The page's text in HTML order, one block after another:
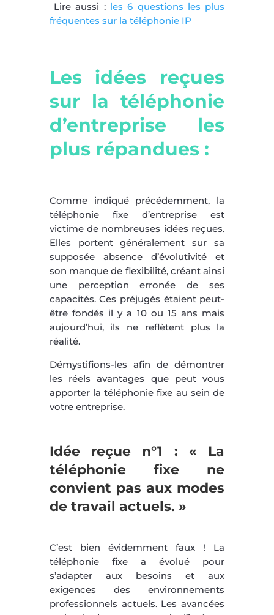
Lire aussi : les 6 questions les plus
fréquentes sur la téléphonie IP
Les idées reçues
sur la téléphonie
d’entreprise les
plus répandues :
Comme indiqué précédemment, la
téléphonie fixe d’entreprise est
victime de nombreuses idées reçues.
Elles portent généralement sur sa
supposée absence d’évolutivité et
son manque de flexibilité, créant ainsi
une perception erronée de ses
capacités. Ces préjugés étaient peut-
être fondés il y a 10 ou 15 ans mais
aujourd’hui, ils ne reflètent plus la
réalité.
Démystifions-les afin de démontrer
les réels avantages que peut vous
apporter la téléphonie fixe au sein de
votre entreprise.
Idée reçue n°1 : « La
téléphonie fixe ne
convient pas aux modes
de travail actuels. »
C’est bien évidemment faux ! La
téléphonie fixe a évolué pour
s’adapter aux besoins et aux
exigences des environnements
professionnels actuels. Les avancées